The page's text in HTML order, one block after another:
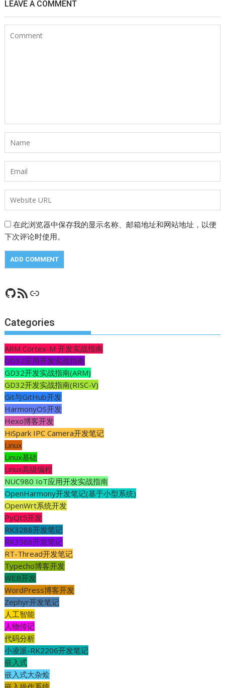
LEAVE A COMMENT
在此浏览器中保存我的显示名称、邮箱地址和网站地址，以便
下次评论时使用。
GitHub
RSS FeedCSDN
Categories
ARM Cortex-M 开发实战指南
GD32应用开发实战指南
GD32开发实战指南(ARM)
GD32开发实战指南(RISC-V)
Git与GitHub开发
HarmonyOS开发
Hexo博客开发
HiSpark IPC Camera开发笔记
Linux
Linux基础
Linux高级编程
NUC980 IoT应用开发实战指南
OpenHarmony开发笔记(基于小型系统)
OpenWrt系统开发
PyQt5开发
RK3288开发笔记
RK3568开发笔记
RT-Thread开发笔记
Typecho博客开发
WEB开发
WordPress博客开发
Zephyr开发笔记
人工智能
人物传记
代码分析
小凌派-RK2206开发笔记
嵌入式
嵌入式大杂烩